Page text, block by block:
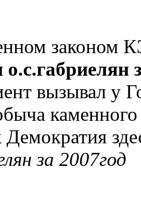
вызывал у
за 2007год